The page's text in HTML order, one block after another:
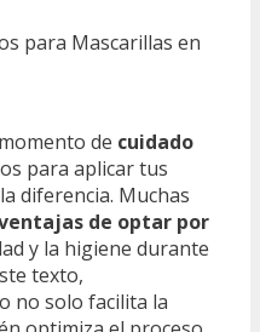
de cuidado
para aplicar tus
diferencia. Muchas
de optar por
y la higiene durante
texto,
no solo facilita la